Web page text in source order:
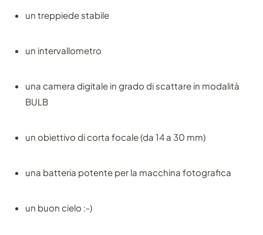
un treppiede stabile
un intervallometro
una camera digitale in grado di scattare in modalità
BULB
un obiettivo di corta focale (da 14 a 30 mm)
una batteria potente per la macchina fotografica
un buon cielo :-)